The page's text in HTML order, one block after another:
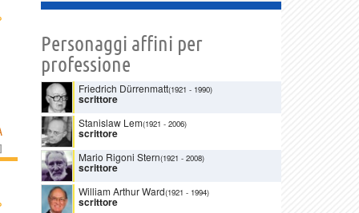
]
Personaggi affini per
professione
Friedrich Dürrenmatt(1921 - 1990)
scrittore
Stanislaw Lem(1921 - 2006)
scrittore
Mario Rigoni Stern(1921 - 2008)
scrittore
William Arthur Ward(1921 - 1994)
scrittore